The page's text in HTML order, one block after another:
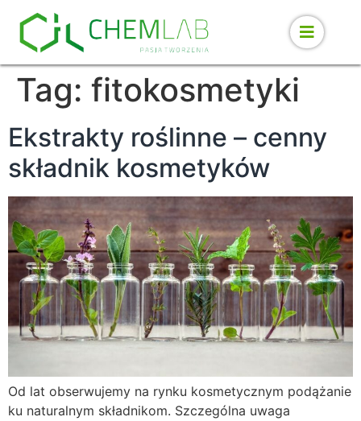
Tag: fitokosmetyki
Ekstrakty roślinne – cenny
składnik kosmetyków
Od lat obserwujemy na rynku kosmetycznym podążanie
ku naturalnym składnikom. Szczególna uwaga